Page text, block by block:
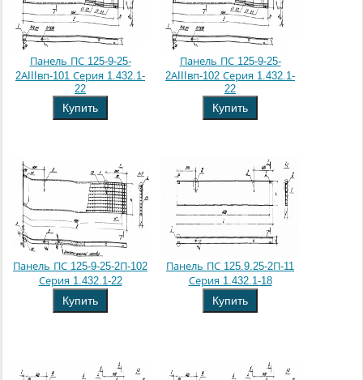
Панель ПС 125-9-25-
2АIIIвп-101 Серия 1.432.1-
22
Купить
Панель ПС 125-9-25-
2АIIIвп-102 Серия 1.432.1-
22
Купить
Панель ПС 125-9-25-2П-102
Серия 1.432.1-22
Купить
Панель ПС 125.9.25-2П-11
Серия 1.432.1-18
Купить